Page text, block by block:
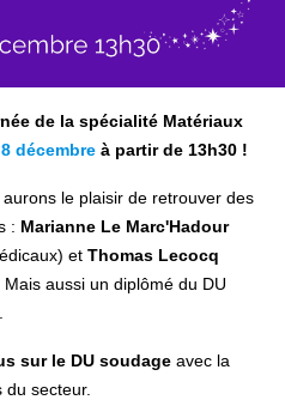
de la spécialité Matériaux
décembre à partir de 13h30 !
le plaisir de retrouver des
: Marianne Le Marc'Hadour
et Thomas Lecocq
aussi un diplômé du DU
sur le DU soudageavec la
secteur.